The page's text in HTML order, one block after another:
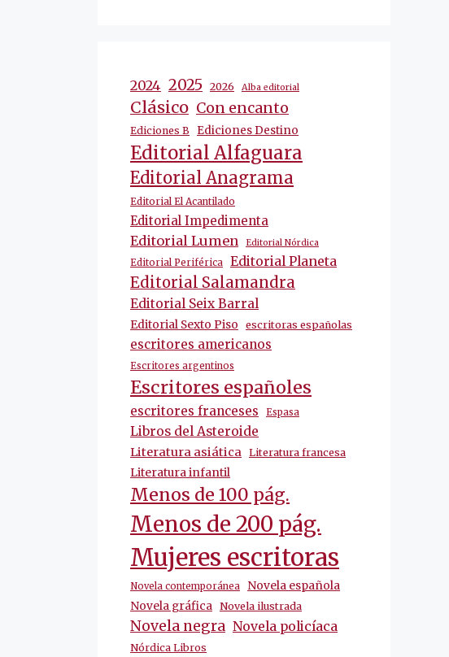
2024 2025 2026 Alba editorial
Clásico Con encanto
Ediciones B Ediciones Destino
Editorial Alfaguara
Editorial Anagrama
Editorial El Acantilado
Editorial Impedimenta
Editorial Lumen Editorial Nórdica
Editorial Periférica Editorial Planeta
Editorial Salamandra
Editorial Seix Barral
Editorial Sexto Piso escritoras españolas
escritores americanos
Escritores argentinos
Escritores españoles
escritores franceses Espasa
Libros del Asteroide
Literatura asiática Literatura francesa
Literatura infantil
Menos de 100 pág.
Menos de 200 pág.
Mujeres escritoras
Novela contemporánea
Novela española
Novela gráfica Novela ilustrada
Novela negra Novela policíaca
Nórdica Libros